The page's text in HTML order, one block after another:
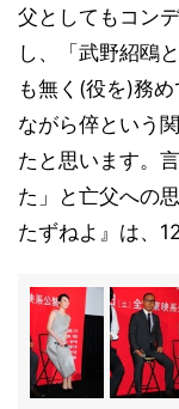
父としてもコン
し、「武野紹鴎
も無く(役を)務
ながら倅という
たと思います。
た」と亡父への
たずねよ』は、